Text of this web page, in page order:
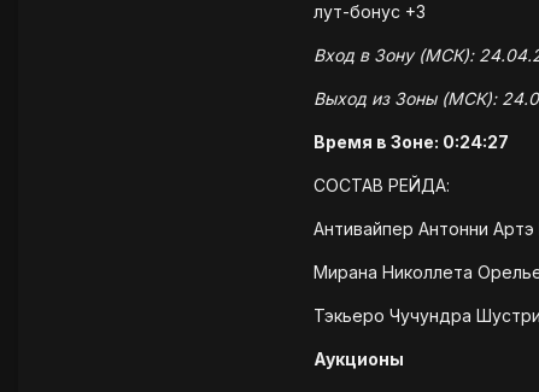
лут-бонус +3
Вход в Зону (МСК):
Выход из Зоны (МСК):
Время в Зоне: 0:24:27
СОСТАВ РЕЙДА:
Антивайпер Антонни
Мирана Николлета
Тэкьеро Чучундра
Аукционы